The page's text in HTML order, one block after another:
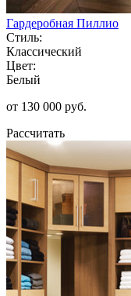
Гардеробная Пиллио
Стиль:
Классический
Цвет:
Белый
от 130 000 руб.
Рассчитать